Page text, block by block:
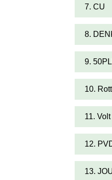
7. CU
8.
9.
10.
11. Volt
12.
13.